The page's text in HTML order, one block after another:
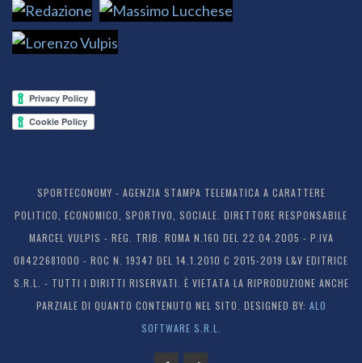
SPORTECONOMY - AGENZIA STAMPA TELEMATICA A CARATTERE
POLITICO, ECONOMICO, SPORTIVO, SOCIALE. DIRETTORE RESPONSABILE
MARCEL VULPIS - REG. TRIB. ROMA N.160 DEL 22.04.2005 - P.IVA
08422681000 - ROC N. 19347 DEL 14.1.2010 C 2015-2019 L&V EDITRICE
S.R.L. - TUTTI I DIRITTI RISERVATI. È VIETATA LA RIPRODUZIONE ANCHE
PARZIALE DI QUANTO CONTENUTO NEL SITO. DESIGNED BY: ALO
SOFTWARE S.R.L.